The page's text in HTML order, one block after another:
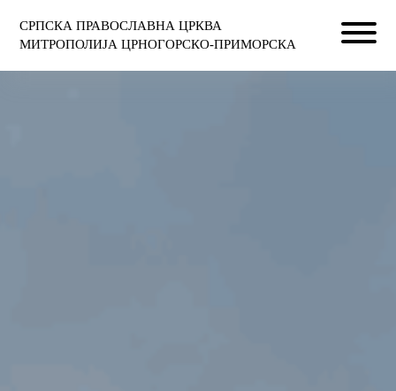
СРПСКА ПРАВОСЛАВНА ЦРКВА
МИТРОПОЛИЈА ЦРНОГОРСКО-ПРИМОРСКА